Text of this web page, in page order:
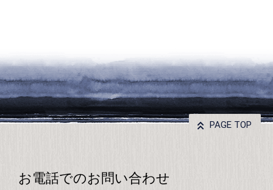
PAGE TOP
お電話でのお問い合わせ